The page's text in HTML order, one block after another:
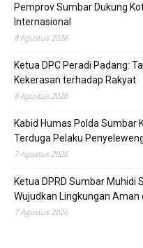
Pemprov Sumbar Dukung
Internasional
8 Agustus 2026
Ketua DPC Peradi Padang:
Kekerasan terhadap Rakyat
8 Agustus 2026
Kabid Humas Polda Sumbar
Terduga Pelaku
7 Agustus 2026
Ketua DPRD Sumbar Muhidi
Wujudkan Lingkungan Aman
7 Agustus 2026